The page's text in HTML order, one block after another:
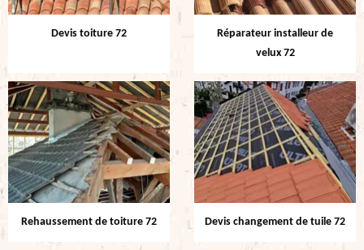
Devis toiture 72
Réparateur installeur de
velux 72
Rehaussement de toiture 72 Devis changement de tuile 72